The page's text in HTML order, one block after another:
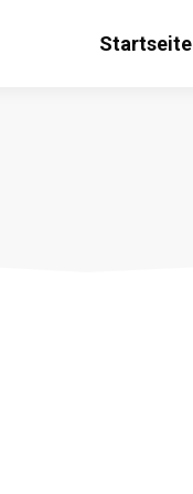
Startseite